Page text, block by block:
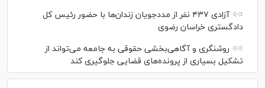
آزادی ۴۳۷ نفر از مددجویان زندان‌ها با حضور رئیس کل
دادگستری خراسان رضوی
روشنگری و آگاهی‌بخشی حقوقی به جامعه می‌تواند از
تشکیل بسیاری از پرونده‌های قضایی جلوگیری کند